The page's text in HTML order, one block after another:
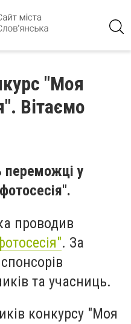
"Моя
Вітаємо
переможці у
проводив
. За
та учасниць.
конкурсу "Моя